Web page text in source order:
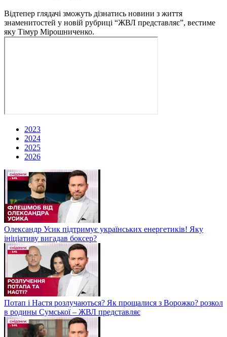
Відтепер глядачі зможуть дізнатись новини з життя
знаменитостей у новій рубриці “ЖВЛ представляє”, вестиме
яку Тімур Мірошниченко.
2023
2024
2025
2026
Олександр Усик підтримує українських енергетиків! Яку
ініціативу вигадав боксер?
Потап і Настя розлучаються? Як прощалися з Ворожко? розкол
в родины Сумської – ЖВЛ представляє